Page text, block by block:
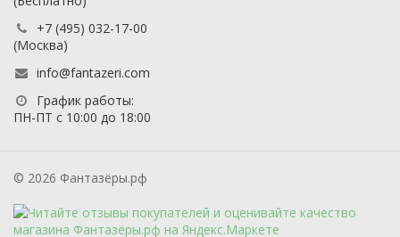
+7 (495) 032-17-00
(Москва)
info@fantazeri.com
График работы:
ПН-ПТ с 10:00 до 18:00
© 2026 Фантазёры.рф